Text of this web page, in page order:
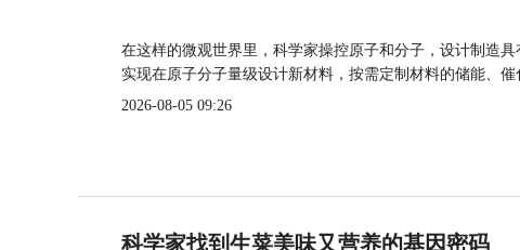
在这样的微观世界里，科学家操控原子和分子，设计制造
实现在原子分子量级设计新材料，按需定制材料的储能、
2026-08-05 09:26
科学家找到生菜美味又营养的基因密码